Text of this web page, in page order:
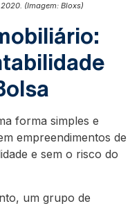
(Imagem: Bloxs)
forma simples e
empreendimentos de
e sem o risco do
um grupo de